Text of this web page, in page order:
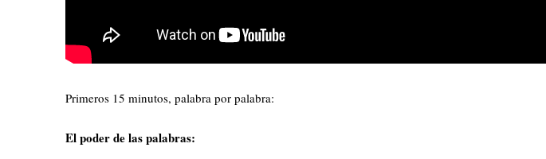
Primeros 15 minutos, palabra por palabra:
El poder de las palabras: